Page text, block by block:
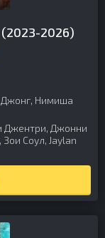
2026)
Нимиша
Джентри, Джонни
Соул, Jaylan